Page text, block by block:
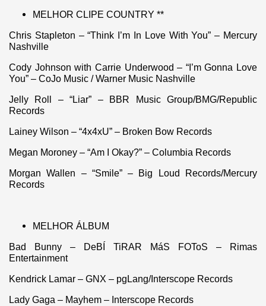
MELHOR CLIPE COUNTRY **
Chris Stapleton – “Think I’m In Love With You” – Mercury
Nashville
Cody Johnson with Carrie Underwood – “I’m Gonna Love
You” – CoJo Music / Warner Music Nashville
Jelly Roll – “Liar” – BBR Music Group/BMG/Republic
Records
Lainey Wilson – “4x4xU” – Broken Bow Records
Megan Moroney – “Am I Okay?” – Columbia Records
Morgan Wallen – “Smile” – Big Loud Records/Mercury
Records
MELHOR ÁLBUM
Bad Bunny – DeBÍ TiRAR MáS FOToS – Rimas
Entertainment
Kendrick Lamar – GNX – pgLang/Interscope Records
Lady Gaga – Mayhem – Interscope Records